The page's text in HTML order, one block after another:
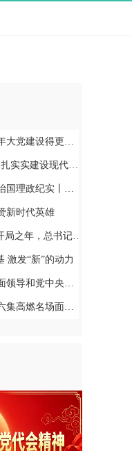
强有力？总书记这样部署
设现代化产业体系”
把党建设得更加坚强有力
新时代英雄
关心百姓身边这些民生大事
激发“新”的动力
中央集中统一领导
名场面一次看够